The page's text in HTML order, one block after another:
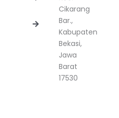
Cikarang
Bar.,
Kabupaten
Bekasi,
Jawa
Barat
17530